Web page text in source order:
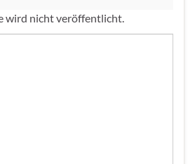
wird nicht veröffentlicht.